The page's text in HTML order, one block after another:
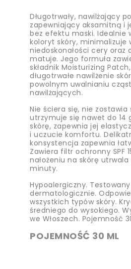
Długotrwały, nawilżający
zapewniający aksamitną i
bez efektu maski. Idealnie
koloryt skóry, minimalizuje
niedoskonałości cery oraz
matuje. Jego formuła
składnik Moisturizing
długotrwałe nawilżenie
powolnym uwalnianiu
nawilżających.
Nie ściera się, nie zostawia
utrzymuje się nawet do 14
skórę, zapewnia jej
i uczucie komfortu.
konsystencja zapewnia
Zawiera filtr ochronny SPF
nałożeniu na skórę utrwala
minuty.
Hypoalergiczny. Testowany
dermatologicznie.
wszystkich typów skóry.
średniego do wysokiego.
we Włoszech. Pojemność
POJEMNOŚĆ 30 ML